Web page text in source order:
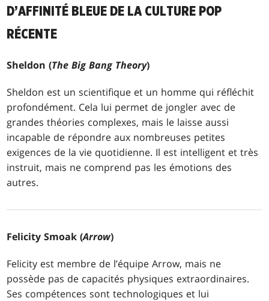
D’AFFINITÉ BLEUE DE LA CULTURE POP
RÉCENTE
Sheldon (The Big Bang Theory)
Sheldon est un scientifique et un homme qui réfléchit
profondément. Cela lui permet de jongler avec de
grandes théories complexes, mais le laisse aussi
incapable de répondre aux nombreuses petites
exigences de la vie quotidienne. Il est intelligent et très
instruit, mais ne comprend pas les émotions des
autres.
Felicity Smoak (Arrow)
Felicity est membre de l’équipe Arrow, mais ne
possède pas de capacités physiques extraordinaires.
Ses compétences sont technologiques et lui